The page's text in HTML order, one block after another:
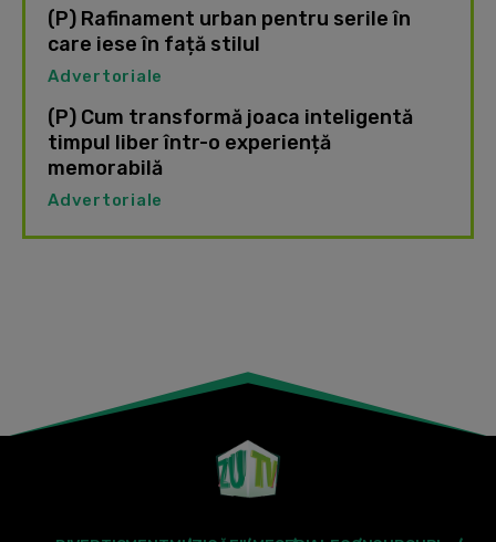
(P) Rafinament urban pentru serile în
care iese în față stilul
Advertoriale
(P) Cum transformă joaca inteligentă
timpul liber într-o experiență
memorabilă
Advertoriale